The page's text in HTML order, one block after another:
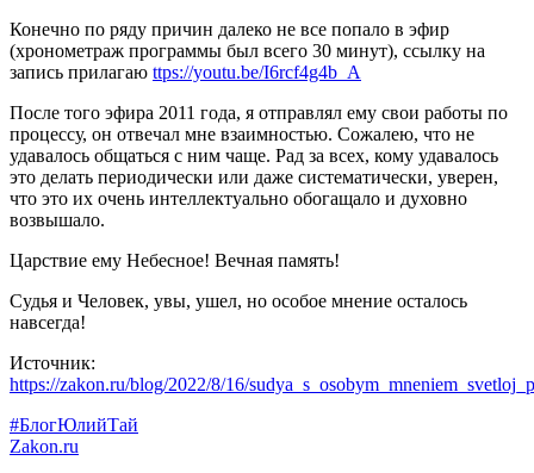
Конечно по ряду причин далеко не все попало в эфир
(хронометраж программы был всего 30 минут), ссылку на
запись прилагаю ttps://youtu.be/I6rcf4g4b_A
После того эфира 2011 года, я отправлял ему свои работы по
процессу, он отвечал мне взаимностью. Сожалею, что не
удавалось общаться с ним чаще. Рад за всех, кому удавалось
это делать периодически или даже систематически, уверен,
что это их очень интеллектуально обогащало и духовно
возвышало.
Царствие ему Небесное! Вечная память!
Судья и Человек, увы, ушел, но особое мнение осталось
навсегда!
Источник:
https://zakon.ru/blog/2022/8/16/
#БлогЮлийТай
Zakon.ru